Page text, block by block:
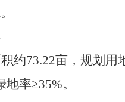
约73.22亩， 规划用
地率≥35%。